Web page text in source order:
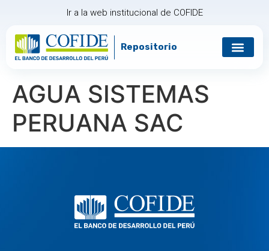
Ir a la web institucional de COFIDE
Repositorio
AGUA SISTEMAS
PERUANA SAC